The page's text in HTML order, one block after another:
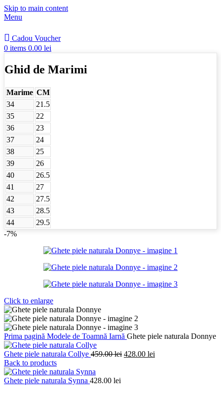
Skip to main content
Menu
Cadou Voucher
0 items 0.00 lei
Ghid de Marimi
Marime CM
34
21.5
35
22
36
23
37
24
38
25
39
26
40
26.5
41
27
42
27.5
43
28.5
44
29.5
-7%
Click to enlarge
Prima pagină Modele de Toamnă Iarnă Ghete piele naturala Donnye
Ghete piele naturala Collye 459.00lei Prețul
428.00 lei
Back to products
Ghete piele naturala Synna 428.00 lei